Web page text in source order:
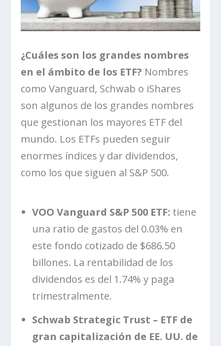
¿Cuáles son los grandes nombres
en el ámbito de los ETF? Nombres
como Vanguard, Schwab o iShares
son algunos de los grandes nombres
que gestionan los mayores ETF del
mundo. Los ETFs pueden seguir
enormes índices y dar dividendos,
como los que siguen al S&P 500.
VOO Vanguard S&P 500 ETF: tiene
una ratio de gastos del 0.03% en
este fondo cotizado de $686.50
billones. La rentabilidad de los
dividendos es del 1.74% y paga
trimestralmente.
Schwab Strategic Trust – ETF de
gran capitalización de EE. UU. de